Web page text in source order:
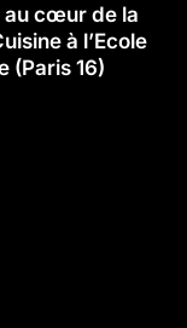
au cœur de la
à l’Ecole
(Paris 16)